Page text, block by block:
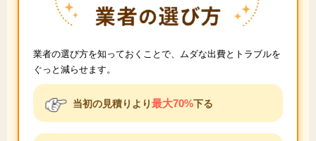
業者の選び方を知っておくことで、ムダな出費とトラブルを
ぐっと減らせます。
当初の見積りより最大70%下る